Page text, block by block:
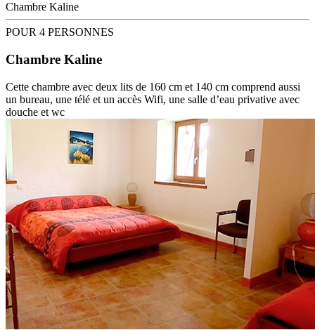
Chambre Kaline
POUR 4 PERSONNES
Chambre Kaline
Cette chambre avec deux lits de 160 cm et 140 cm comprend aussi
un bureau, une télé et un accès Wifi, une salle d’eau privative avec
douche et wc